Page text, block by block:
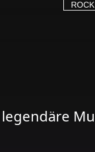
ROCK
legendäre